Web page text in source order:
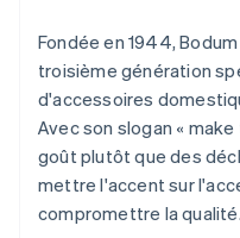
Radar
Prévention de la fraude
Atlas
Constitution de start-
Climate
Élimination du carbone
Identity
Stripe
Fondée en 1944,
troisième génération
d'accessoires
Avec son slogan «
goût plutôt que des
mettre l'accent sur
compromettre la qualité.